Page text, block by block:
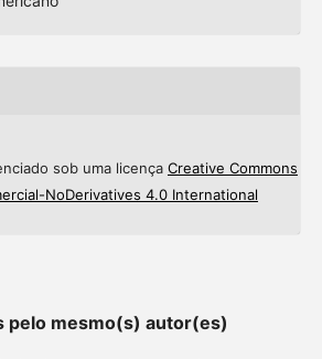
sob uma licença Creative Commons
NoDerivatives 4.0 International
pelo mesmo(s) autor(es)